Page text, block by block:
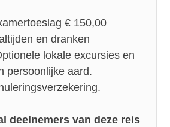
€ 150,00
en dranken
lokale excursies en
persoonlijke aard.
deelnemers van deze reis